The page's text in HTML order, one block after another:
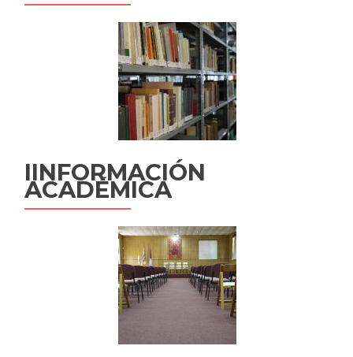
IINFORMACIÓN
ACADÉMICA